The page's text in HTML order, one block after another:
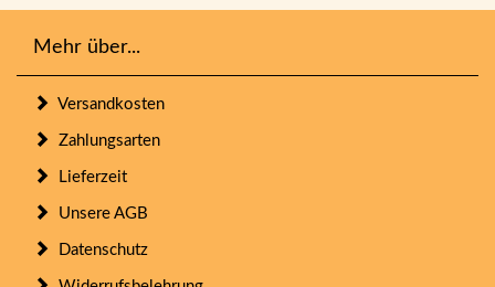
Mehr über...
Versandkosten
Zahlungsarten
Lieferzeit
Unsere AGB
Datenschutz